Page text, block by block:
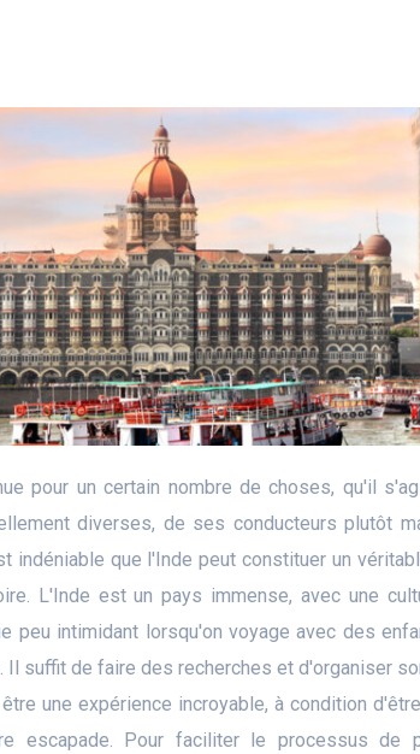
pour un certain nombre de choses, qu'il
diverses, de ses conducteurs plutôt
indéniable que l'Inde peut constituer un
L'Inde est un pays immense, avec une
peu intimidant lorsqu'on voyage avec des
Il suffit de faire des recherches et d'organiser
une expérience incroyable, à condition
escapade. Pour faciliter le processus de